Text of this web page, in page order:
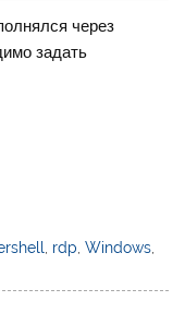
через
задать
rdp ,Windows